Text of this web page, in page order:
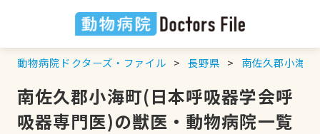
動物病院ドクターズ・ファイル 長野県 南佐久郡小海町
南佐久郡小海町(日本呼吸器学会呼
吸器専門医)の獣医・動物病院一覧